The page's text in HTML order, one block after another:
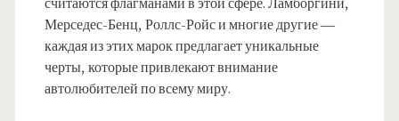
считаются флагманами в этой сфере. Ламборгини,
Мерседес-Бенц, Роллс-Ройс и многие другие —
каждая из этих марок предлагает уникальные
черты, которые привлекают внимание
автолюбителей по всему миру.